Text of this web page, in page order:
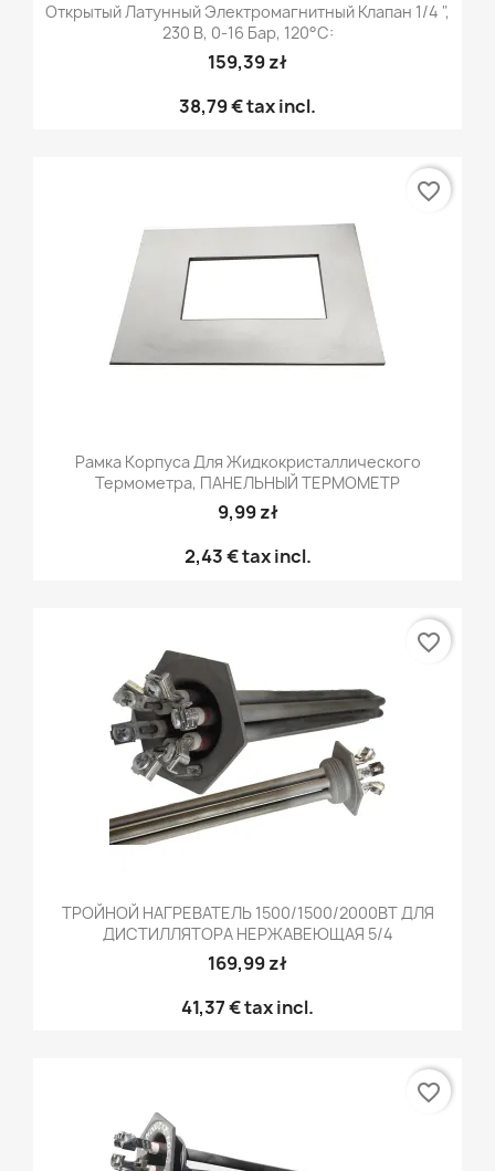
Открытый Латунный Электромагнитный Клапан 1/4 ",
230 В, 0-16 Бар, 120°C:
159,39 zł
38,79 €tax incl.
Рамка Корпуса Для Жидкокристаллического
Термометра, ПАНЕЛЬНЫЙ ТЕРМОМЕТР
9,99 zł
2,43 €tax incl.
favorite_border
ТРОЙНОЙ НАГРЕВАТЕЛЬ 1500/1500/2000ВТ ДЛЯ
ДИСТИЛЛЯТОРА НЕРЖАВЕЮЩАЯ 5/4
169,99 zł
41,37 €tax incl.
favorite_border
favorite_border